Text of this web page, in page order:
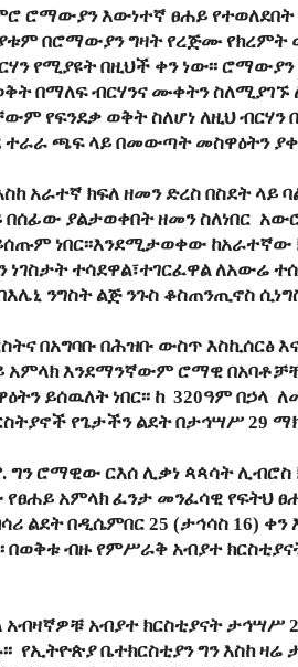
ሮማውያን እውነተኛ ፀሐይ የተወለደበት
በሮማውያን ግዛት የረጅሙ
የሚያዩት በዚህች ቀን ነው፡፡
በማለፍ ብርሃንና ሙቀትን
የፍንደቃ ወቅት ስለሆነ ለዚህ ብርሃን
ጫፍ ላይ በመውጣት መስዋዕትን
አራተኛ ክፍለ ዘመን ድረስ በስደት ላይ
በሰፊው ያልታወቀበት ዘመን ስለነበር
ነበር፡፡እንደሚታወቀው ከአራተኛው
ተሳደዋል፣ተገርፈዋል ለአውሬ
ንግስት ልጅ ንጉስ ቆስጠንጢኖስ
በአግባቡ በሕዝቡ ውስጥ እስኪሰርፅ
አምላክ እንደማንኛውም ሮማዊ
ይሰዉለት ነበር፡፡ ከ 320ዓም በኃላ
የጌታችን ልደት በታኅሣሥ 29
ግን ሮማዊው ርእሰ ሊቃነ ጳጳሳት ሊብሮስ
አምላክ ፈንታ መንፈሳዊ የፍትህ
ልደት በዲሴምበር 25 (ታኅሳስ 16)
በወቅቱ ብዙ የምሥራቅ አብያተ
አብዛኛዎቹ አብያተ ክርስቲያናት ታኅሣሥ
የኢትዮጵያ ቤተክርስቲያን ግን እስከ